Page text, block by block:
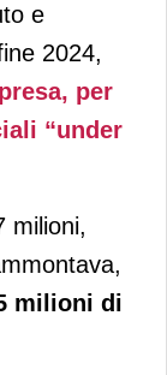
e
2024,
per
“under
milioni,
milioni di